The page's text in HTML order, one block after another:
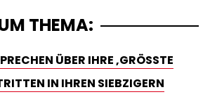
THEMA:
ÜBER IHRE ‚GRÖSSTE A
IN IHREN SIEBZIGERN